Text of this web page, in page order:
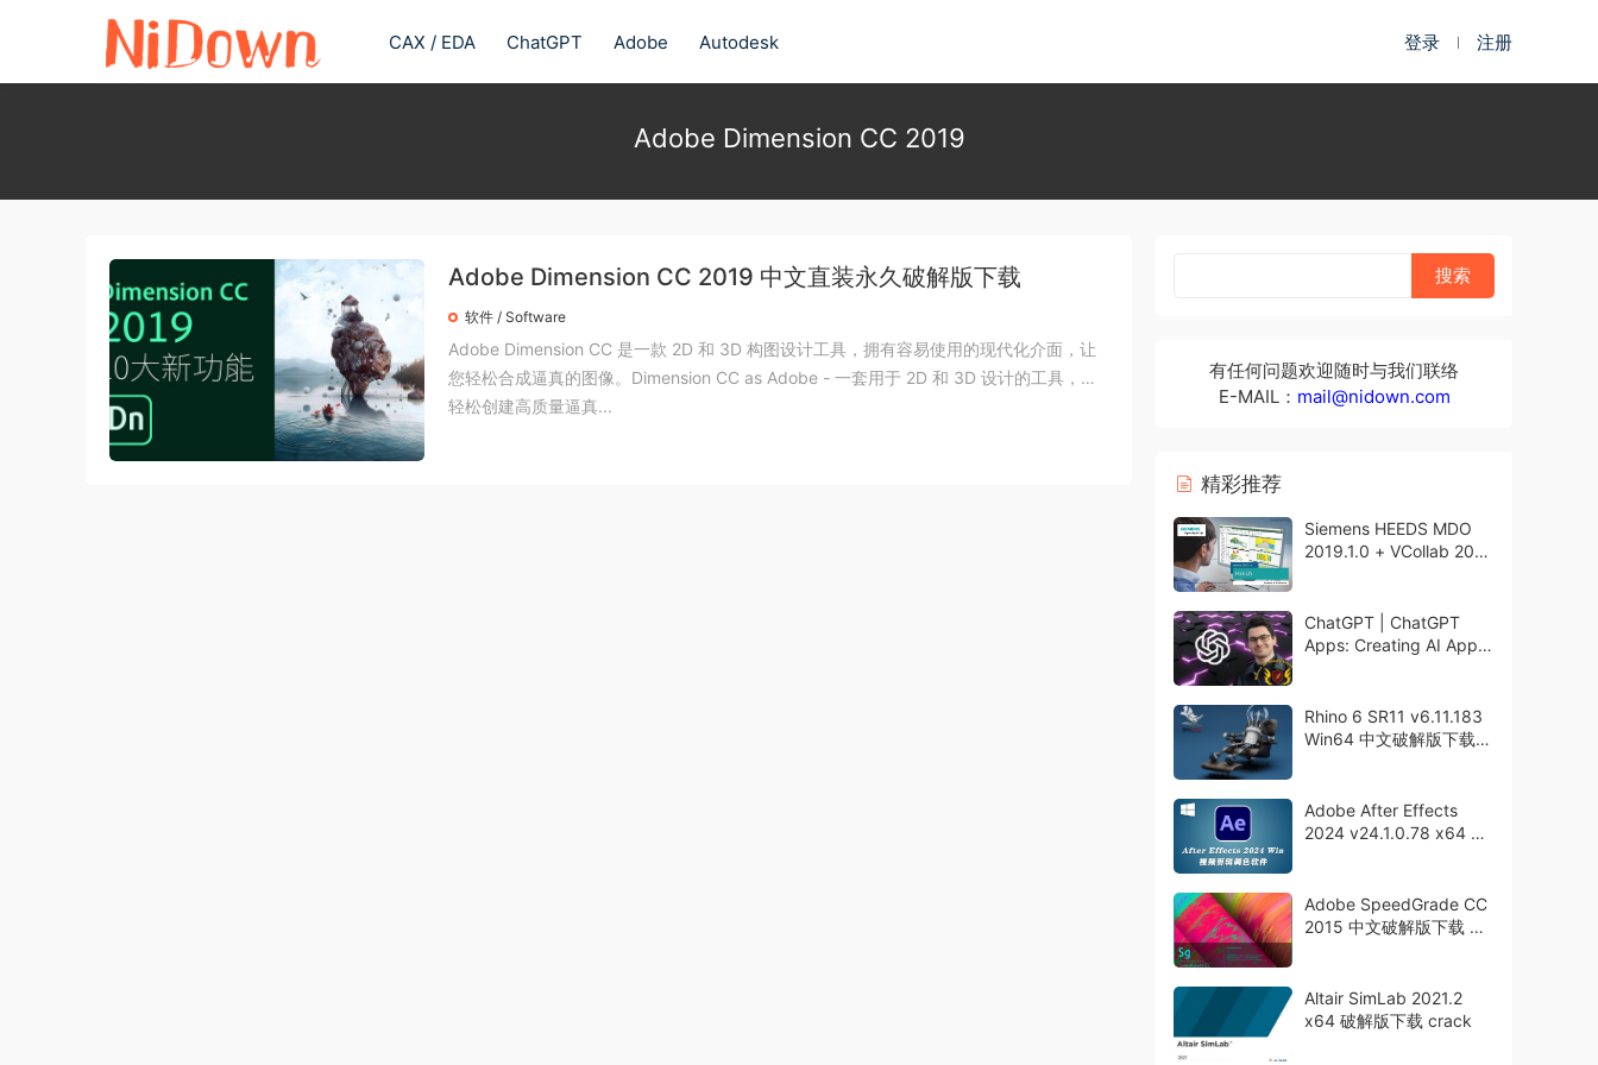
CAX / EDA ChatGPT Adobe Autodesk 登录 注册
Adobe Dimension CC 2019
Adobe Dimension CC 2019 中文直装永久破解版下载
软件 / Software
Adobe Dimension CC 是一款 2D 和 3D 构图设计工具，拥有容易使用的现代化介面，让
您轻松合成逼真的图像。Dimension CC as Adob​​e - 一套用于 2D 和 3D 设计的工具，可
轻松创建高质量逼真...
有任何问题欢迎随时与我们联络
E-MAIL： mail@nidown.com
精彩推荐
Siemens HEEDS MDO
2019.1.0 + VCollab 2015
ChatGPT | ChatGPT
Apps: Creating AI Apps
Rhino 6 SR11 v6.11.183
Win64 中文破解版下载
Adobe After Effects
2024 v24.1.0.78 x64 中
Adobe SpeedGrade CC
2015 中文破解版下载 永
Altair SimLab 2021.2
x64 破解版下载 crack